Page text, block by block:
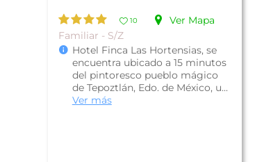
10
Ver Mapa
Familiar - S/Z
Hotel Finca Las Hortensias, se
encuentra ubicado a 15 minutos
del pintoresco pueblo mágico
de Tepoztlán, Edo. de México, u...
Ver más